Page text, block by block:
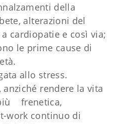
della
alterazioni del
cardiopatie e così via;
le prime cause di
allo stress.
rendere la vita
frenetica,
work continuo di